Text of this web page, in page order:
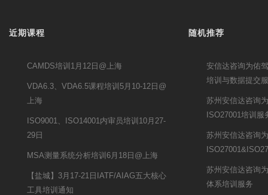
近期课程
CAMDS培训1月12日@上海
VDA6.3、VDA6.5课程培训5月10-12日@
上海
ISO9001、ISO14001内审员培训10月27-
29日
MSA测量系统分析培训6月18日@上海
【盐城】3月17-21日IATF/AIAG五大核心
工具培训通知
随机推荐
安信达咨询为佑
培训与数据提交
苏州安信达咨询
ISO27001培训服
苏州安信达咨询
苏州安信达咨询
体系培训服务